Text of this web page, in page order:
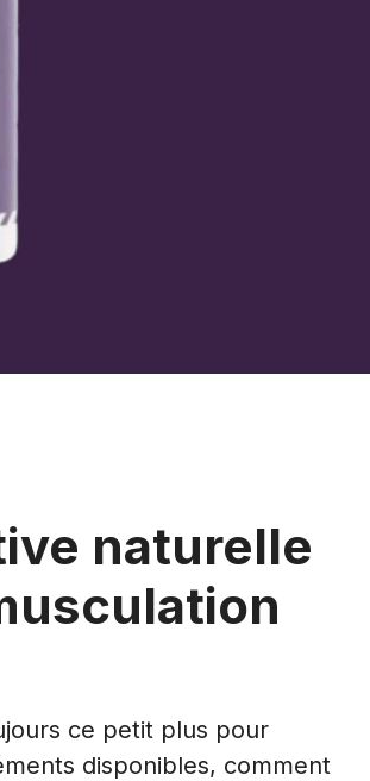
naturelle
ce petit plus pour
disponibles, comment